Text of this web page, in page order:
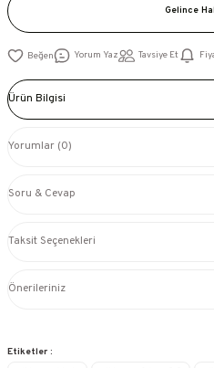
Gelince
Yorum Yaz Tavsiye Et
Ürün Bilgisi
Yorumlar (0)
Soru & Cevap
Taksit Seçenekleri
Önerileriniz
Etiketler :